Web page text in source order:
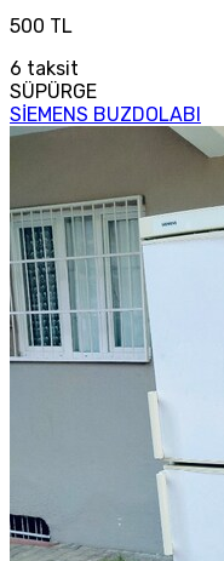
500 TL
6 taksit
SÜPÜRGE
SİEMENS BUZDOLABI